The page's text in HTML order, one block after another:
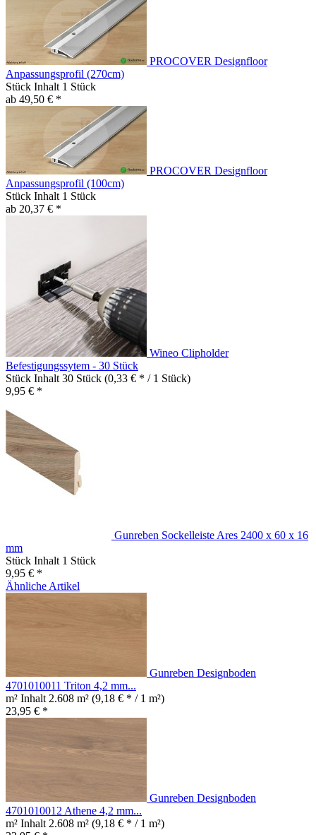
PROCOVER Designfloor
Anpassungsprofil (270cm)
Stück Inhalt 1 Stück
ab 49,50 € *
PROCOVER Designfloor
Anpassungsprofil (100cm)
Stück Inhalt 1 Stück
ab 20,37 € *
Wineo Clipholder
Befestigungssytem - 30 Stück
Stück Inhalt 30 Stück (0,33 € * / 1 Stück)
9,95 € *
Gunreben Sockelleiste Ares 2400 x 60 x 16
mm
Stück Inhalt 1 Stück
9,95 € *
Ähnliche Artikel
Gunreben Designboden
4701010011 Triton 4,2 mm...
m² Inhalt 2.608 m² (9,18 € * / 1 m²)
23,95 € *
Gunreben Designboden
4701010012 Athene 4,2 mm...
m² Inhalt 2.608 m² (9,18 € * / 1 m²)